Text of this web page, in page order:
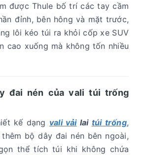
được Thule bố trí các tay cầm
đỉnh, bên hông và mặt trước,
lôi kéo túi ra khỏi cốp xe SUV
cao xuống mà không tốn nhiều
đai nén của vali túi trống
kế dạng vali vảilai túi trống,
bộ dây đai nén bên ngoài,
thể tích túi khi không chứa